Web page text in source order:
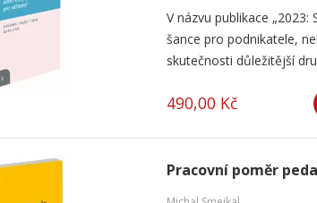
V názvu publikace
šance pro podnikatele,
skutečnosti důležitější
490,00 Kč
Pracovní poměr